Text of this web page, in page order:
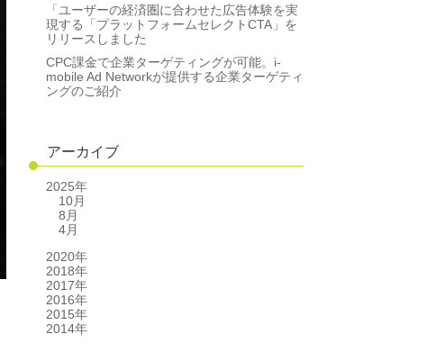
「ユーザーの経済圏に合わせた広告体験を実
現する「プラットフォームセレクトCTA」を
リリースしました
CPC課金で企業ターゲティングが可能。i-
mobile Ad Networkが提供する企業ターゲティ
ングのご紹介
アーカイブ
2025年
10月
8月
4月
2020年
2018年
2017年
2016年
2015年
2014年